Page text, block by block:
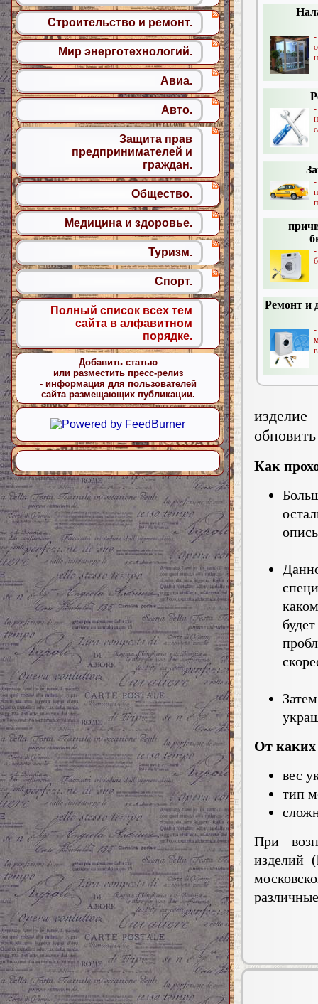
-
Ремонт и
-
Как
От каких
вес
тип
При
изделий
Строительство и ремонт.
Мир энерготехнологий.
Авиа.
Авто.
Защита прав
предпринимателей и
граждан.
Общество.
Медицина и здоровье.
Туризм.
Спорт.
Полный список всех тем
сайта в алфавитном
порядке.
Добавить статью
или разместить пресс-релиз
- информация для пользователей
сайта размещающих публикации.